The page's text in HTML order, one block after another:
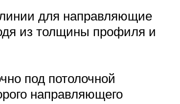
для направляющие
из толщины профиля и
под потолочной
направляющего